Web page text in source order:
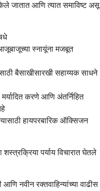
जातात आणि त्यात समाविष्ट असू
स्नायूंना मजबूत
बैसाखीसारखी सहाय्यक साधने
करणे आणि अंतर्निहित
हायपरबारिक ऑक्सिजन
शस्त्रक्रिया पर्याय विचारात घेतले
नवीन रक्तवाहिन्यांच्या वाढीस